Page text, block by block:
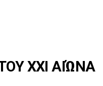
ΧΧΙ ΑΙΏΝΑ